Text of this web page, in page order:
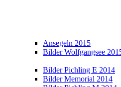
Ansegeln 2015
Bilder Wolfgangsee
Bilder Pichling E 2014
Bilder Memorial 2014